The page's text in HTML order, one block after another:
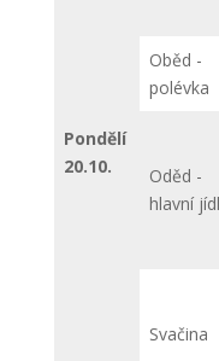
Pondělí
20.10.
Oběd -
polévka
Oděd -
hlavní
Svačina